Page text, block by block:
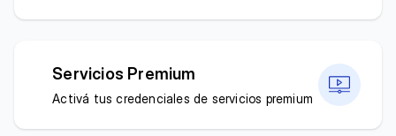
Servicios Premium
Activá tus credenciales de servicios premium